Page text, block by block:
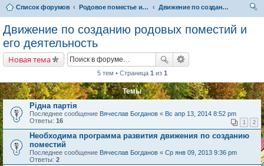
Список форумов Родовое поместье и родовое поселение
Движение по созданию родовых поместий и его деятельность
Движение по созданию родовых поместий и
его деятельность
Новая тема
5 тем • Страница 1 из 1
Темы
Рідна партія
Последнее сообщение Вячеслав Богданов « Вс апр 13, 2014 8:52 pm
Ответы: 16 1 2
Необходима программа развития движения по созданию
поместий
Последнее сообщение Вячеслав Богданов « Ср янв 09, 2013 9:36 pm
Ответы: 2